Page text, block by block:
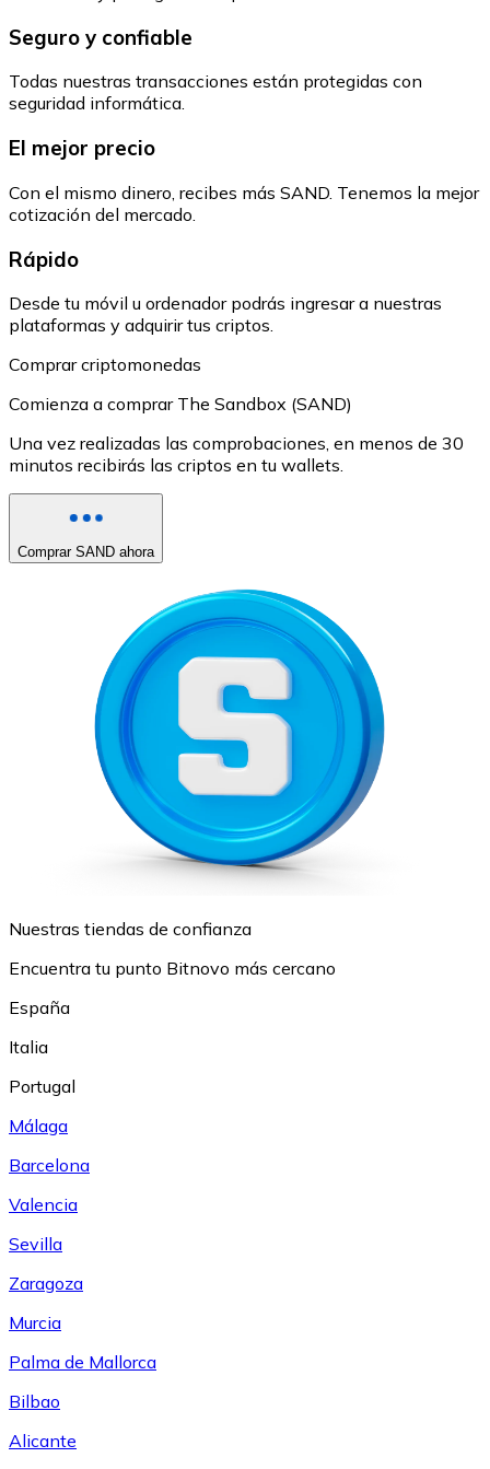
Seguro y confiable
Todas nuestras transacciones están protegidas con
seguridad informática.
El mejor precio
Con el mismo dinero, recibes más SAND. Tenemos la mejor
cotización del mercado.
Rápido
Desde tu móvil u ordenador podrás ingresar a nuestras
plataformas y adquirir tus criptos.
Comprar criptomonedas
Comienza a comprar The Sandbox (SAND)
Una vez realizadas las comprobaciones, en menos de 30
minutos recibirás las criptos en tu wallets.
Comprar SAND ahora
Nuestras tiendas de confianza
Encuentra tu punto Bitnovo más cercano
España
Italia
Portugal
Málaga
Barcelona
Valencia
Sevilla
Zaragoza
Murcia
Palma de Mallorca
Bilbao
Alicante